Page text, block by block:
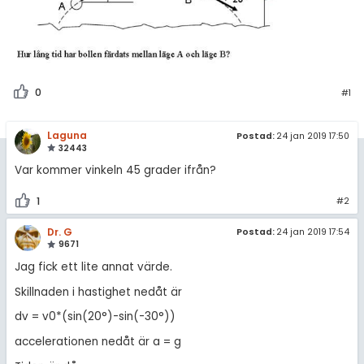
0 #1
Laguna
32443
Postad: 24 jan 2019 17:50
Var kommer vinkeln 45 grader ifrån?
1 #2
Dr. G
9671
Postad: 24 jan 2019 17:54
Jag fick ett lite annat värde.
Skillnaden i hastighet nedåt är
dv = v0*(sin(20°)-sin(-30°))
accelerationen nedåt är a = g